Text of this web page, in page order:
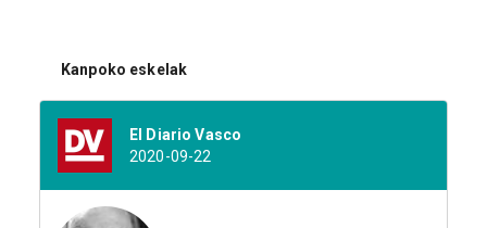
Kanpoko eskelak
El Diario Vasco
2020-09-22